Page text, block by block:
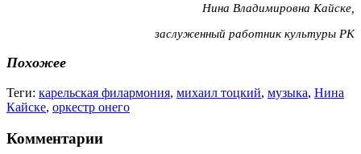
Нина Владимировна Кайске,
заслуженный работник культуры РК
Похожее
Теги: карельская филармония, михаил тоцкий, музыка, Нина
Кайске, оркестр онего
Комментарии